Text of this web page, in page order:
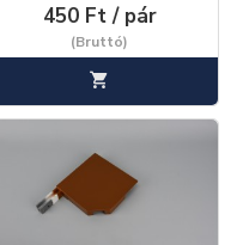
450 Ft / pár
(Bruttó)